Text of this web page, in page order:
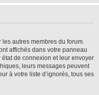
autres membres du forum.
affichés dans votre panneau
de connexion et leur envoyer
leurs messages peuvent
à votre liste d’ignorés, tous ses